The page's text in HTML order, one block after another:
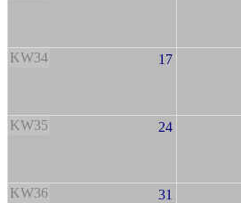
KW34 17
KW35 24
KW36 31